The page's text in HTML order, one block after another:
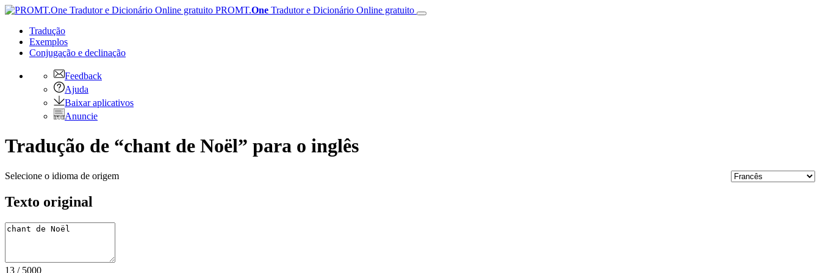
PROMT.One Tradutor e Dicionário Online gratuito
Tradução
Exemplos
Conjugação e declinação
Feedback
Ajuda
Baixar aplicativos
Anuncie
Tradução de “chant de Noël” para o inglês
Selecione o idioma de origem
Texto original
13 / 5000